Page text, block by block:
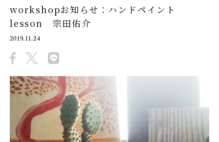
workshopお知らせ：ハンドペイント
lesson 宗田佑介
2019.11.24